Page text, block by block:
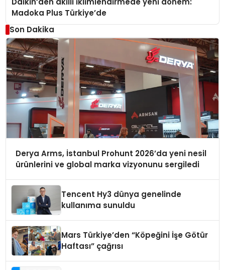
Madoka Plus Türkiye’de
Son Dakika
Derya Arms, İstanbul Prohunt 2026’da yeni nesil
ürünlerini ve global marka vizyonunu sergiledi
Tencent Hy3 dünya genelinde
kullanıma sunuldu
Mars Türkiye’den “Köpeğini İşe Götür
Haftası” çağrısı